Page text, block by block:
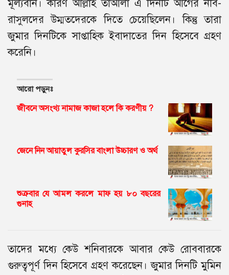
মূল্যবান। কারণ আল্লাহ তাআলা এ দিনটি আগের নবি-
রাসুলদের উম্মতদেরকে দিতে চেয়েছিলেন। কিন্তু তারা
জুমার দিনটিকে সাপ্তাহিক ইবাদাতের দিন হিসেবে গ্রহণ
করেনি।
আরো পড়ুনঃ
জীবনে অসংখ্য নামাজ কাজা হলে কি করণীয় ?
জেনে নিন আয়াতুল কুরসির বাংলা উচ্চারণ ও অর্থ
শুক্রবার যে আমল করলে মাফ হয় ৮০ বছরের
গুনাহ
তাদের মধ্যে কেউ শনিবারকে আবার কেউ রোববারকে
গুরুত্বপূর্ণ দিন হিসেবে গ্রহণ করেছেন। জুমার দিনটি মুমিন